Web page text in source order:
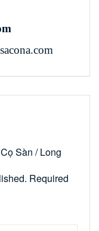
Sàn / Long
Required